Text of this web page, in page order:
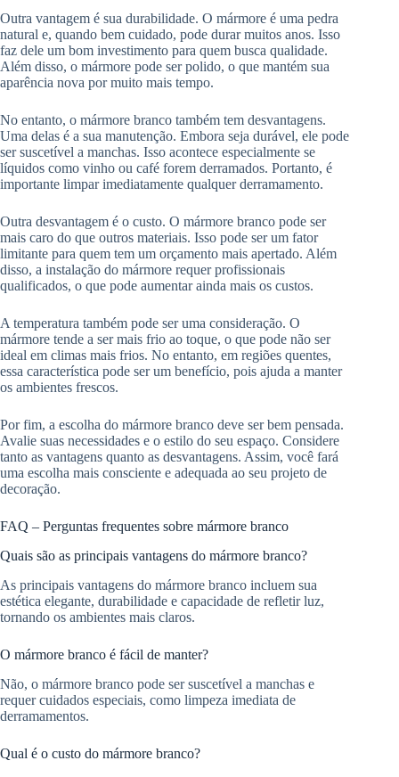
Outra vantagem é sua durabilidade. O mármore é uma pedra
natural e, quando bem cuidado, pode durar muitos anos. Isso
faz dele um bom investimento para quem busca qualidade.
Além disso, o mármore pode ser polido, o que mantém sua
aparência nova por muito mais tempo.
No entanto, o mármore branco também tem desvantagens.
Uma delas é a sua manutenção. Embora seja durável, ele pode
ser suscetível a manchas. Isso acontece especialmente se
líquidos como vinho ou café forem derramados. Portanto, é
importante limpar imediatamente qualquer derramamento.
Outra desvantagem é o custo. O mármore branco pode ser
mais caro do que outros materiais. Isso pode ser um fator
limitante para quem tem um orçamento mais apertado. Além
disso, a instalação do mármore requer profissionais
qualificados, o que pode aumentar ainda mais os custos.
A temperatura também pode ser uma consideração. O
mármore tende a ser mais frio ao toque, o que pode não ser
ideal em climas mais frios. No entanto, em regiões quentes,
essa característica pode ser um benefício, pois ajuda a manter
os ambientes frescos.
Por fim, a escolha do mármore branco deve ser bem pensada.
Avalie suas necessidades e o estilo do seu espaço. Considere
tanto as vantagens quanto as desvantagens. Assim, você fará
uma escolha mais consciente e adequada ao seu projeto de
decoração.
FAQ – Perguntas frequentes sobre mármore branco
Quais são as principais vantagens do mármore branco?
As principais vantagens do mármore branco incluem sua
estética elegante, durabilidade e capacidade de refletir luz,
tornando os ambientes mais claros.
O mármore branco é fácil de manter?
Não, o mármore branco pode ser suscetível a manchas e
requer cuidados especiais, como limpeza imediata de
derramamentos.
Qual é o custo do mármore branco?